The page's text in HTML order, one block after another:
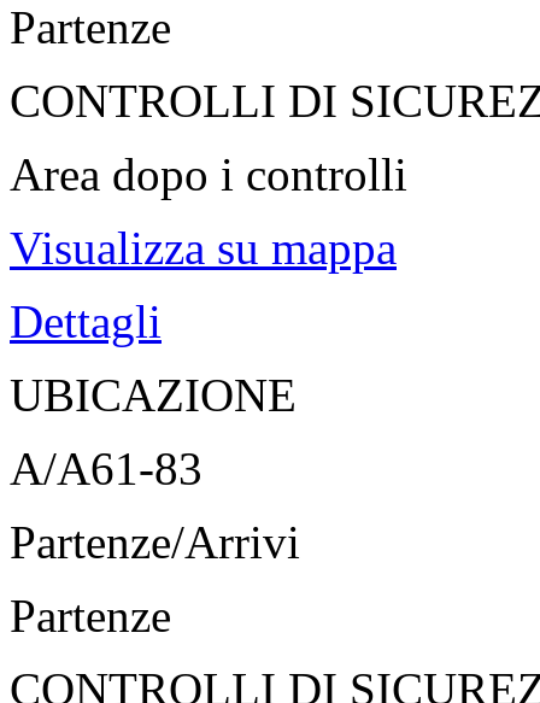
Partenze
CONTROLLI DI
Area dopo i controlli
Visualizza su mappa
Dettagli
UBICAZIONE
A/A61-83
Partenze/Arrivi
Partenze
CONTROLLI DI